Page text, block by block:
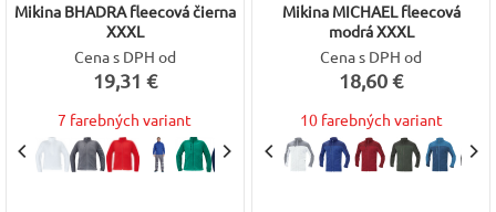
Mikina BHADRA fleecová čierna
XXXL
Cena s DPH od
19,31 €
7 farebných variant
Mikina MICHAEL fleecová
modrá XXXL
Cena s DPH od
18,60 €
10 farebných variant